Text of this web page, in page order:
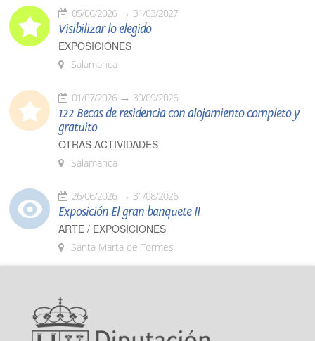
05/06/2026 31/03/2027
Visibilizar lo elegido
EXPOSICIONES
Salamanca
01/07/2026 30/09/2026
122 Becas de residencia con alojamiento completo y
gratuito
OTRAS ACTIVIDADES
Salamanca
26/06/2026 31/08/2026
Exposición El gran banquete II
ARTE / EXPOSICIONES
Santa Marta de Tormes